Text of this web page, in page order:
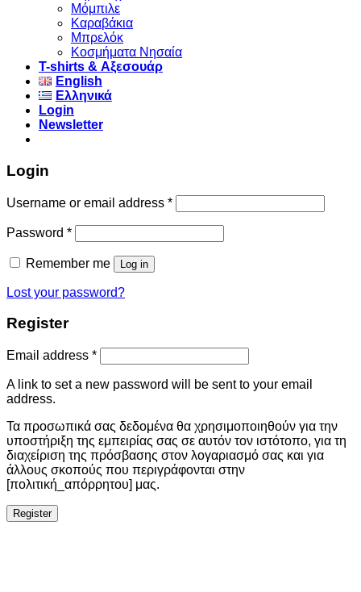
Μόμπιλε
Καραβάκια
Μπρελόκ
Κοσμήματα Νησαία
Τ-shirts & Αξεσουάρ
English
Ελληνικά
Login
Newsletter
Login
Username or email address *
Password *
Remember me Log in
Lost your password?
Register
Email address *
A link to set a new password will be sent to your email
address.
Τα προσωπικά σας δεδομένα θα χρησιμοποιηθούν για την
υποστήριξη της εμπειρίας σας σε αυτόν τον ιστότοπο, για τη
διαχείριση της πρόσβασης στον λογαριασμό σας και για
άλλους σκοπούς που περιγράφονται στην
[πολιτική_απόρρητου] μας.
Register